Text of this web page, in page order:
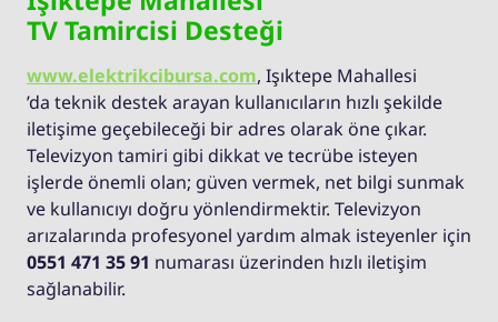
TV Tamircisi Desteği
www.elektrikcibursa.com, Işıktepe Mahallesi
’da teknik destek arayan kullanıcıların hızlı şekilde
iletişime geçebileceği bir adres olarak öne çıkar.
Televizyon tamiri gibi dikkat ve tecrübe isteyen
işlerde önemli olan; güven vermek, net bilgi sunmak
ve kullanıcıyı doğru yönlendirmektir. Televizyon
arızalarında profesyonel yardım almak isteyenler için
0551 471 35 91 numarası üzerinden hızlı iletişim
sağlanabilir.